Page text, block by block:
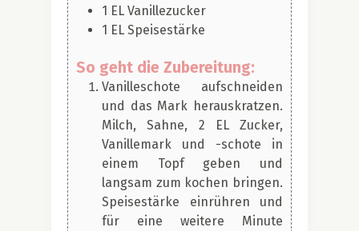
1 EL Vanillezucker
1 EL Speisestärke
So geht die Zubereitung:
Vanilleschote aufschneiden
und das Mark herauskratzen.
Milch, Sahne, 2 EL Zucker,
Vanillemark und -schote in
einem Topf geben und
langsam zum kochen bringen.
Speisestärke einrühren und
für eine weitere Minute